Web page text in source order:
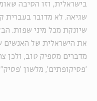
בישראלית, וזו הסיבה
שגיאה. לא מדובר בעברית
שיונקת מכל מיני שפות.
את הישראלית של האנשים
מדברים מספיק טוב, ולכן
'פסיקופתים', מלשון